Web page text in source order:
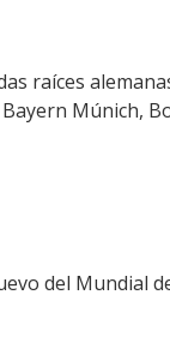
raíces
Múnich,
del Mundial